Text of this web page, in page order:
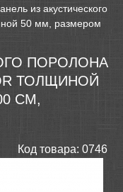
из акустического
50 мм, размером
ПОРОЛОНА
ТОЛЩИНОЙ
СМ,
Код товара: 0746